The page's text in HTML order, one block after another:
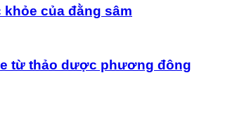
của đằng sâm
từ thảo dược phương đông